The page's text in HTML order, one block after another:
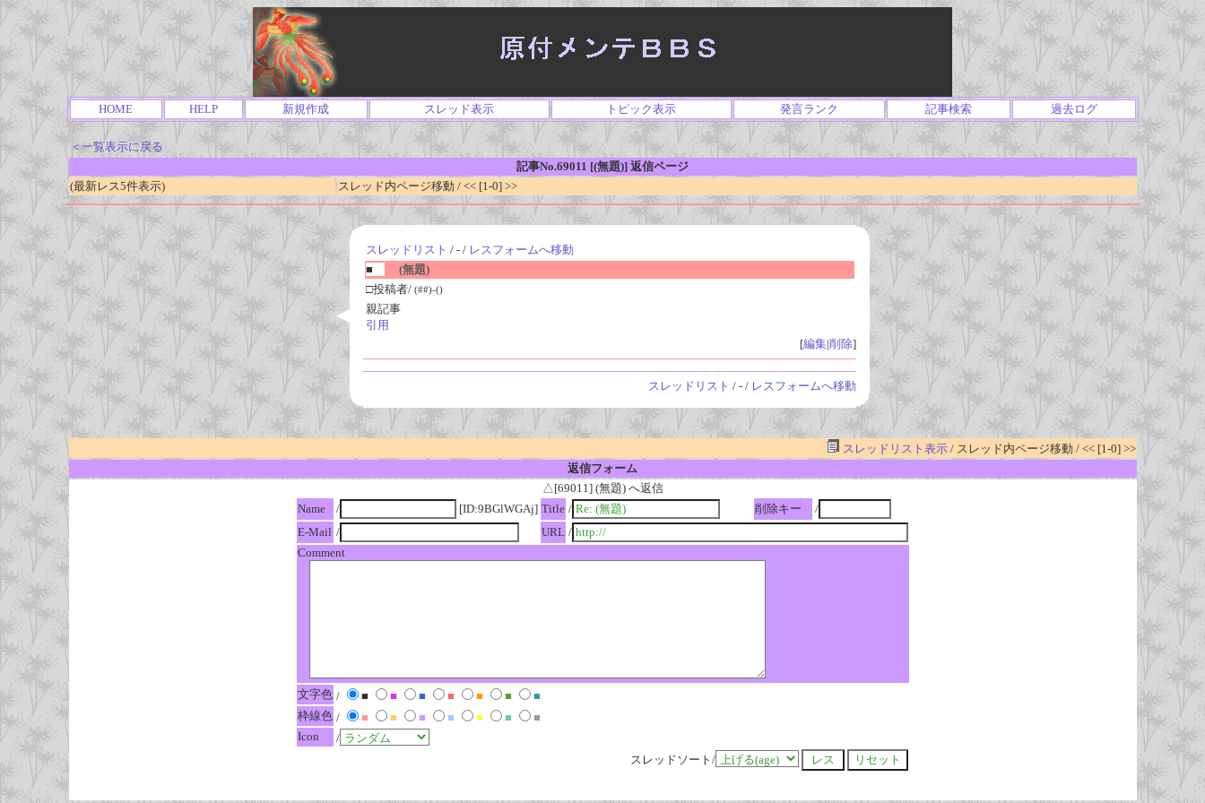
HOME HELP 新規作成 スレッド表示 トピック表示 発言ランク 記事検索 過去ログ
＜一覧表示に戻る
記事No.69011 [(無題)] 返信ページ
(最新レス5件表示)
スレッド内ページ移動 / << [1-0] >>
スレッドリスト / - / レスフォームへ移動
■
(無題)
□投稿者/ (##)-()
親記事
引用
[編集|削除]
スレッドリスト / - / レスフォームへ移動
スレッドリスト表示/ スレッド内ページ移動 / << [1-0] >>
返信フォーム
△[69011] (無題) へ返信
Name
/ [ID:9BGlWGAj] Title / 削除キー
/
E-Mail / URL /
Comment
文字色 / ■ ■ ■ ■ ■ ■
■
枠線色 / ■ ■ ■ ■ ■ ■
■
Icon
/
スレッドソート/